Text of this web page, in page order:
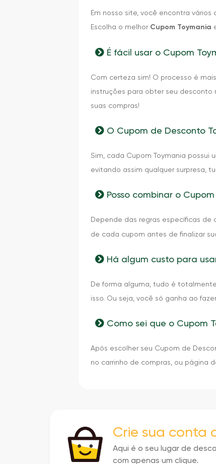
Em nosso site, você encontra
Escolha o melhor Cupom Toymania
É fácil usar o Cupom
Com certeza sim! O processo é
instruções para obter seu desconto
suas compras!
O Cupom de Desconto
Sim, cada Cupom Toymania possui
evitando assim qualquer surpresa,
Posso combinar o
Depende das regras específicas de
de cada cupom antes de finalizar
Há algum custo para
De forma alguma, tudo é
isso. Ou seja, você só ganha ao
Como sei que o Cupom
Após escolher seu Cupom de
no carrinho de compras, ou página
Crie sua conta
Aqui é o seu lugar de
com apenas um clique.